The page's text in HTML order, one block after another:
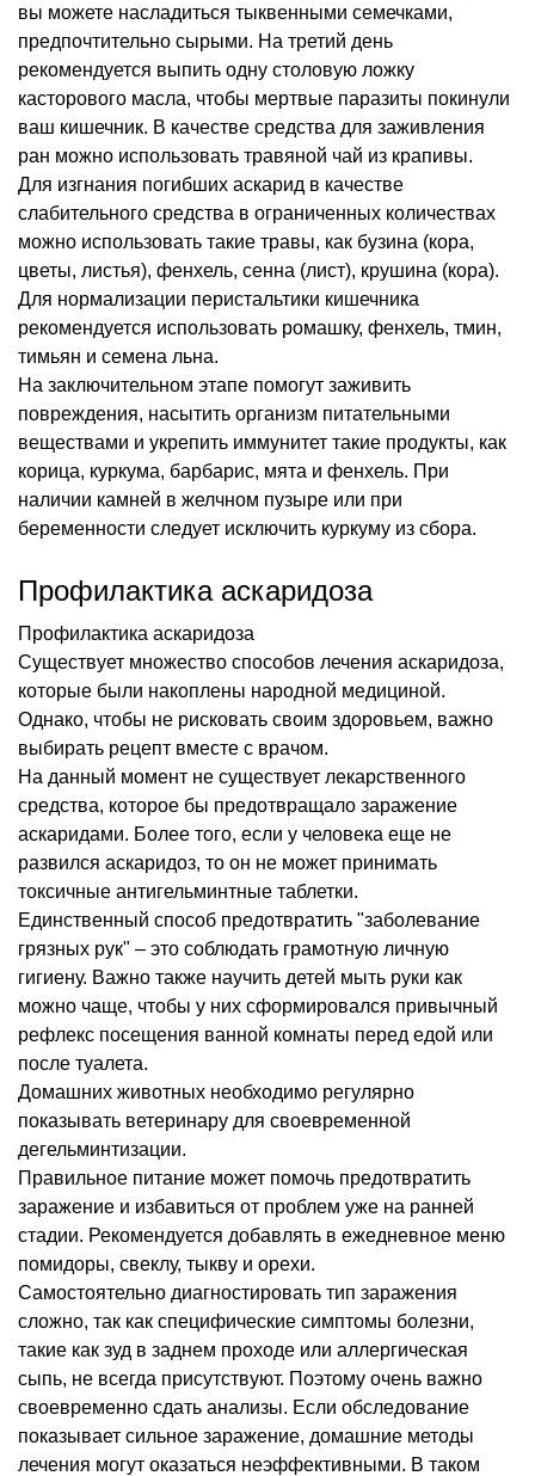
вы можете насладиться тыквенными семечками,
предпочтительно сырыми. На третий день
рекомендуется выпить одну столовую ложку
касторового масла, чтобы мертвые паразиты покинули
ваш кишечник. В качестве средства для заживления
ран можно использовать травяной чай из крапивы.
Для изгнания погибших аскарид в качестве
слабительного средства в ограниченных количествах
можно использовать такие травы, как бузина (кора,
цветы, листья), фенхель, сенна (лист), крушина (кора).
Для нормализации перистальтики кишечника
рекомендуется использовать ромашку, фенхель, тмин,
тимьян и семена льна.
На заключительном этапе помогут заживить
повреждения, насытить организм питательными
веществами и укрепить иммунитет такие продукты, как
корица, куркума, барбарис, мята и фенхель. При
наличии камней в желчном пузыре или при
беременности следует исключить куркуму из сбора.
Профилактика аскаридоза
Профилактика аскаридоза
Существует множество способов лечения аскаридоза,
которые были накоплены народной медициной.
Однако, чтобы не рисковать своим здоровьем, важно
выбирать рецепт вместе с врачом.
На данный момент не существует лекарственного
средства, которое бы предотвращало заражение
аскаридами. Более того, если у человека еще не
развился аскаридоз, то он не может принимать
токсичные антигельминтные таблетки.
Единственный способ предотвратить "заболевание
грязных рук" – это соблюдать грамотную личную
гигиену. Важно также научить детей мыть руки как
можно чаще, чтобы у них сформировался привычный
рефлекс посещения ванной комнаты перед едой или
после туалета.
Домашних животных необходимо регулярно
показывать ветеринару для своевременной
дегельминтизации.
Правильное питание может помочь предотвратить
заражение и избавиться от проблем уже на ранней
стадии. Рекомендуется добавлять в ежедневное меню
помидоры, свеклу, тыкву и орехи.
Самостоятельно диагностировать тип заражения
сложно, так как специфические симптомы болезни,
такие как зуд в заднем проходе или аллергическая
сыпь, не всегда присутствуют. Поэтому очень важно
своевременно сдать анализы. Если обследование
показывает сильное заражение, домашние методы
лечения могут оказаться неэффективными. В таком